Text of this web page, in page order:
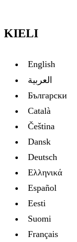
KIELI
English
العربية
Български
Català
Čeština
Dansk
Deutsch
Ελληνικά
Español
Eesti
Suomi
Français